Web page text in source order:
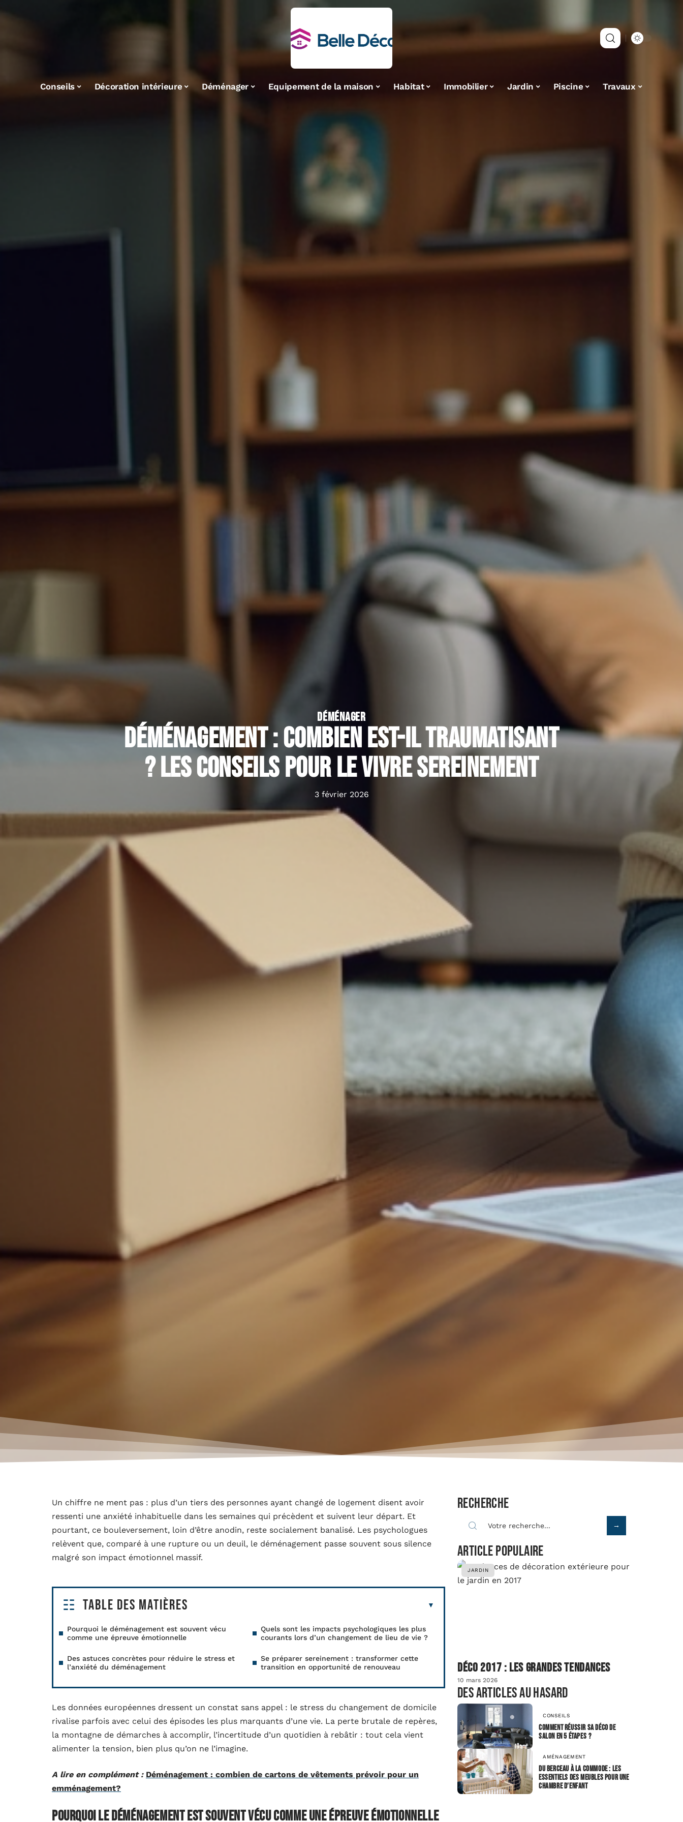
Conseils Décoration intérieure Déménager Equipement de la maison Habitat Immobilier Jardin Piscine Travaux
DÉMÉNAGER
Déménagement : combien est-il traumatisant
? Les conseils pour le vivre sereinement
3 février 2026
Un chiffre ne ment pas : plus d’un tiers des personnes ayant changé de logement disent avoir
ressenti une anxiété inhabituelle dans les semaines qui précèdent et suivent leur départ. Et
pourtant, ce bouleversement, loin d’être anodin, reste socialement banalisé. Les psychologues
relèvent que, comparé à une rupture ou un deuil, le déménagement passe souvent sous silence
malgré son impact émotionnel massif.
Table des matières
Pourquoi le déménagement est souvent vécu
comme une épreuve émotionnelle
Quels sont les impacts psychologiques les plus
courants lors d’un changement de lieu de vie ?
Des astuces concrètes pour réduire le stress et
l’anxiété du déménagement
Se préparer sereinement : transformer cette
transition en opportunité de renouveau
Les données européennes dressent un constat sans appel : le stress du changement de domicile
rivalise parfois avec celui des épisodes les plus marquants d’une vie. La perte brutale de repères,
la montagne de démarches à accomplir, l’incertitude d’un quotidien à rebâtir : tout cela vient
alimenter la tension, bien plus qu’on ne l’imagine.
A lire en complément : Déménagement : combien de cartons de vêtements prévoir pour un
emménagement?
Pourquoi le déménagement est souvent vécu comme une épreuve émotionnelle
Recherche
Article populaire
JARDIN
Déco 2017 : les grandes tendances
10 mars 2026
Des articles au hasard
CONSEILS
Comment réussir sa déco de
salon en 5 étapes ?
AMÉNAGEMENT
Du berceau à la commode : les
essentiels des meubles pour une
chambre d’enfant